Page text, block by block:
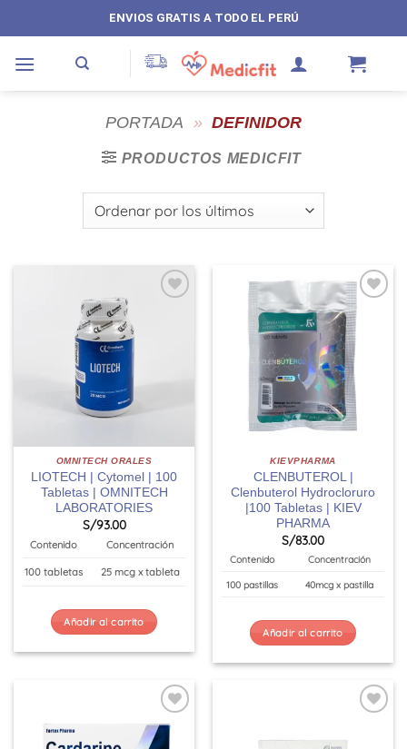
al
contenido
ENVIOS GRATIS A TODO EL PERÚ
PORTADA » DEFINIDOR
PRODUCTOS MEDICFIT
OMNITECH ORALES
LIOTECH | Cytomel | 100
Tabletas | OMNITECH
LABORATORIES
S/93.00
Contenido Concentración
100 tabletas 25 mcg x tableta
Añadir al carrito
KIEVPHARMA
CLENBUTEROL |
Clenbuterol Hydrocloruro
|100 Tabletas | KIEV
PHARMA
S/83.00
Contenido Concentración
100 pastillas 40mcg x pastilla
Añadir al carrito